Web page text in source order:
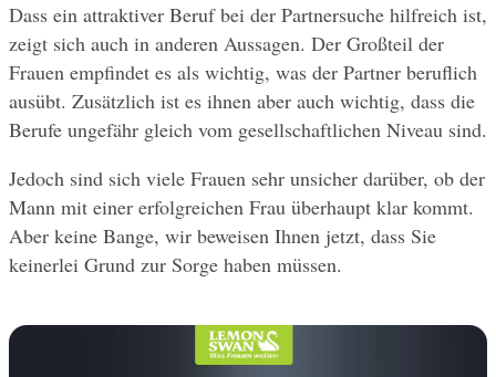
Dass ein attraktiver Beruf bei der Partnersuche hilfreich ist,
zeigt sich auch in anderen Aussagen. Der Großteil der
Frauen empfindet es als wichtig, was der Partner beruflich
ausübt. Zusätzlich ist es ihnen aber auch wichtig, dass die
Berufe ungefähr gleich vom gesellschaftlichen Niveau sind.
Jedoch sind sich viele Frauen sehr unsicher darüber, ob der
Mann mit einer erfolgreichen Frau überhaupt klar kommt.
Aber keine Bange, wir beweisen Ihnen jetzt, dass Sie
keinerlei Grund zur Sorge haben müssen.